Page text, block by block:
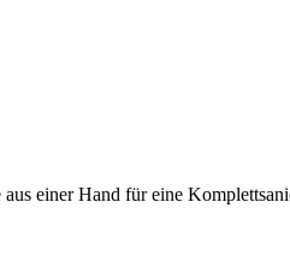
einer Hand für eine